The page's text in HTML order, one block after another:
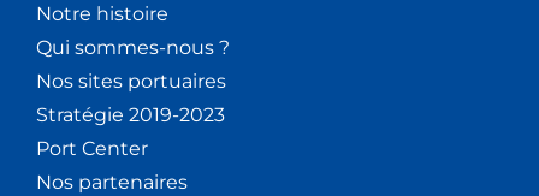
Notre histoire
Qui sommes-nous ?
Nos sites portuaires
Stratégie 2019-2023
Port Center
Nos partenaires